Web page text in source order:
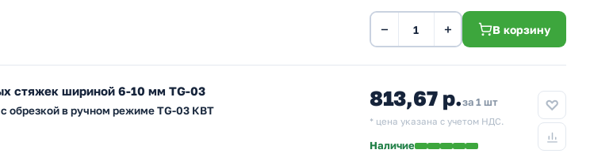
− + В корзину
стяжек шириной 6-10 мм TG-03
обрезкой в ручном режиме TG-03 КВТ
813,67 р.за 1 шт
* цена указана с учетом НДС.
Наличие